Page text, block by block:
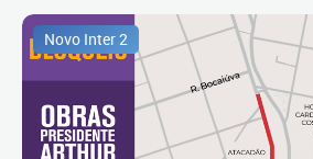
Novo Inter 2